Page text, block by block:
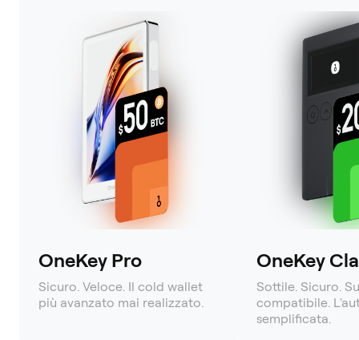
OneKey Pro
Sicuro. Veloce. Il cold wallet
più avanzato mai realizzato.
OneKey
Sottile. Sicuro.
compatibile.
semplificata.